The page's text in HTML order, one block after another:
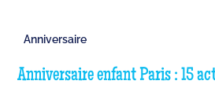
Anniversaire
Anniversaire enfant Paris : 15